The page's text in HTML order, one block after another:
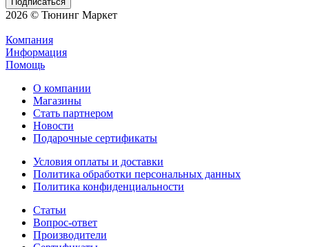
2026 © Тюнинг Маркет
Компания
Информация
Помощь
О компании
Магазины
Стать партнером
Новости
Подарочные сертификаты
Условия оплаты и доставки
Политика обработки персональных данных
Политика конфиденциальности
Статьи
Вопрос-ответ
Производители